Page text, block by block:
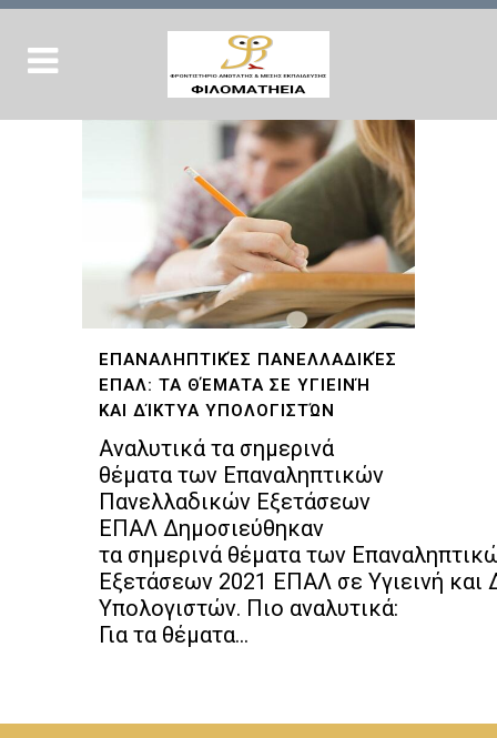
ΕΠΑΝΑΛΗΠΤΙΚΈΣ ΠΑΝΕΛΛΑΔΙΚΈΣ
ΕΠΑΛ: ΤΑ ΘΈΜΑΤΑ ΣΕ ΥΓΙΕΙΝΉ
ΚΑΙ ΔΊΚΤΥΑ ΥΠΟΛΟΓΙΣΤΏΝ
Αναλυτικά τα σημερινά
θέματα των Επαναληπτικών
Πανελλαδικών Εξετάσεων
ΕΠΑΛ Δημοσιεύθηκαν
τα σημερινά θέματα των
Εξετάσεων 2021 ΕΠΑΛ σε Υγιεινή και
Υπολογιστών. Πιο αναλυτικά:
Για τα θέματα...